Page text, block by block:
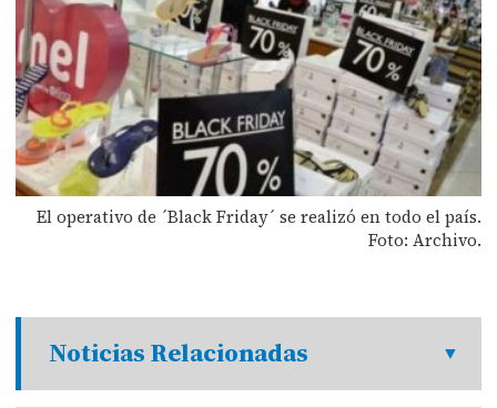
El operativo de ´Black Friday´ se realizó en todo el país.
Foto: Archivo.
Noticias Relacionadas